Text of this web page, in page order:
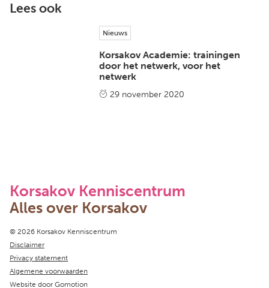
Lees ook
Nieuws
Korsakov Academie: trainingen
door het netwerk, voor het
netwerk
29 november 2020
Korsakov Kenniscentrum
Alles over Korsakov
Copyright navigation
© 2026 Korsakov Kenniscentrum
Disclaimer
Privacy statement
Algemene voorwaarden
Website door Gomotion